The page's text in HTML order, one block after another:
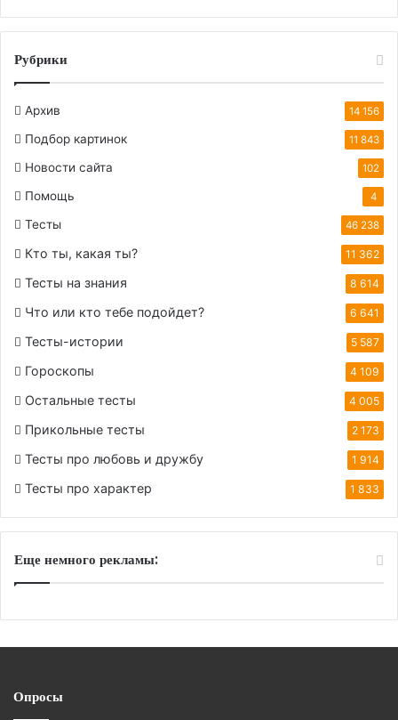
Рубрики
Архив 14 156
Подбор картинок 11 843
Новости сайта 102
Помощь 4
Тесты 46 238
Кто ты, какая ты? 11 362
Тесты на знания 8 614
Что или кто тебе подойдет? 6 641
Тесты-истории 5 587
Гороскопы 4 109
Остальные тесты 4 005
Прикольные тесты 2 173
Тесты про любовь и дружбу 1 914
Тесты про характер 1 833
Еще немного рекламы:
Опросы